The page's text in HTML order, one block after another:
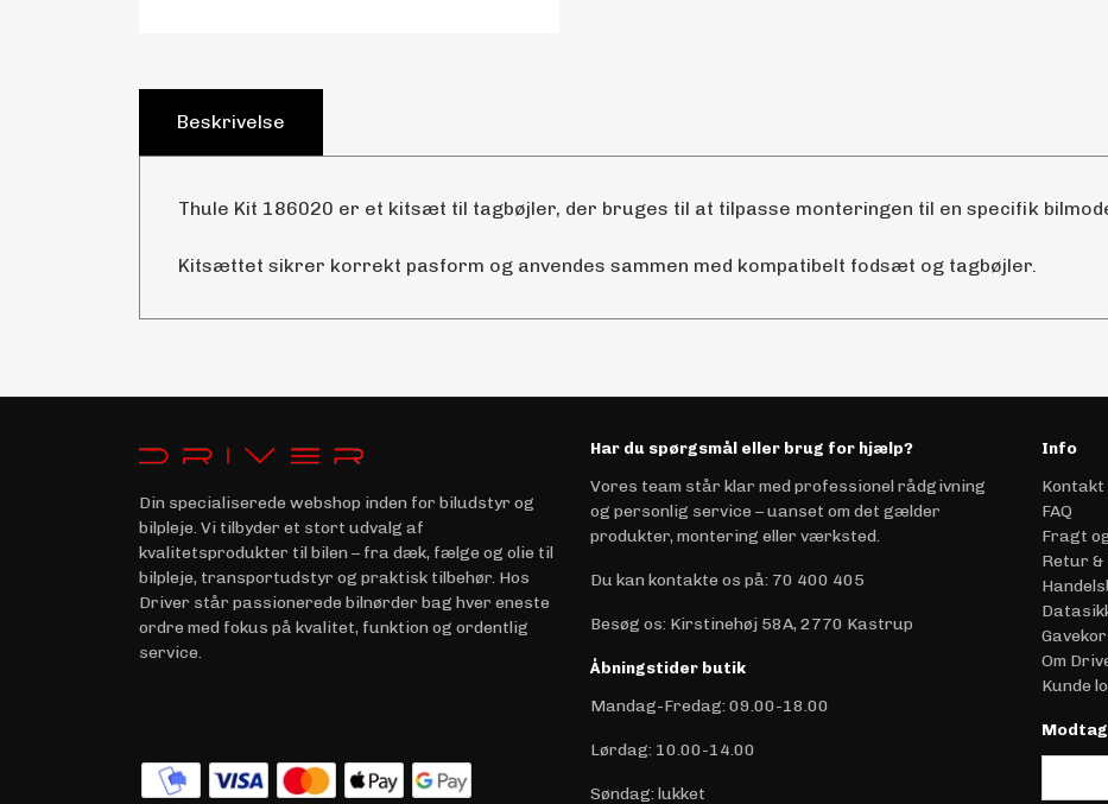
Beskrivelse
Thule Kit 186020 er et kitsæt til tagbøjler, der bruges til at tilpasse monteringen til en specifik
Kitsættet sikrer korrekt pasform og anvendes sammen med kompatibelt fodsæt og tagbøjler.
Din specialiserede webshop inden for biludstyr og
bilpleje. Vi tilbyder et stort udvalg af
kvalitetsprodukter til bilen – fra dæk, fælge og olie til
bilpleje, transportudstyr og praktisk tilbehør. Hos
Driver står passionerede bilnørder bag hver eneste
ordre med fokus på kvalitet, funktion og ordentlig
service.
Har du spørgsmål eller brug for hjælp?
Vores team står klar med professionel rådgivning
og personlig service – uanset om det gælder
produkter, montering eller værksted.
Du kan kontakte os på: 70 400 405
Besøg os: Kirstinehøj 58A, 2770 Kastrup
Åbningstider butik
Mandag-Fredag: 09.00-18.00
Lørdag: 10.00-14.00
Søndag: lukket
Info
Kontakt
FAQ
Fragt
Retur &
Om
Kunde